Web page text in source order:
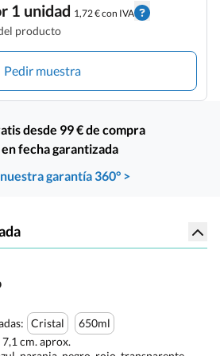
1 unidad 1,72 € con IVA
producto
Pedir muestra
desde 99 € de compra
fecha garantizada
garantía 360° >
Cristal
650ml
cm. aprox.